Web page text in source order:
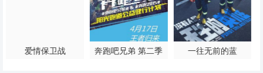
爱情保卫战 奔跑吧兄弟 第二季 一往无前的蓝